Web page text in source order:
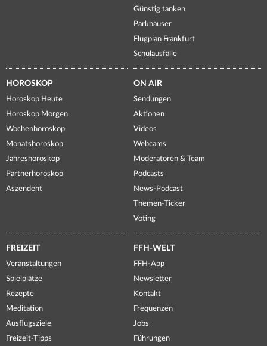
Günstig tanken
Parkhäuser
Flugplan Frankfurt
Schulausfälle
HOROSKOP
Horoskop Heute
Horoskop Morgen
Wochenhoroskop
Monatshoroskop
Jahreshoroskop
Partnerhoroskop
Aszendent
ON AIR
Sendungen
Aktionen
Videos
Webcams
Moderatoren & Team
Podcasts
News-Podcast
Themen-Ticker
Voting
FREIZEIT
Veranstaltungen
Spielplätze
Rezepte
Meditation
Ausflugsziele
Freizeit-Tipps
FFH-WELT
FFH-App
Newsletter
Kontakt
Frequenzen
Jobs
Führungen